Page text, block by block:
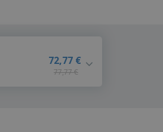
72,77 €
77,77 €